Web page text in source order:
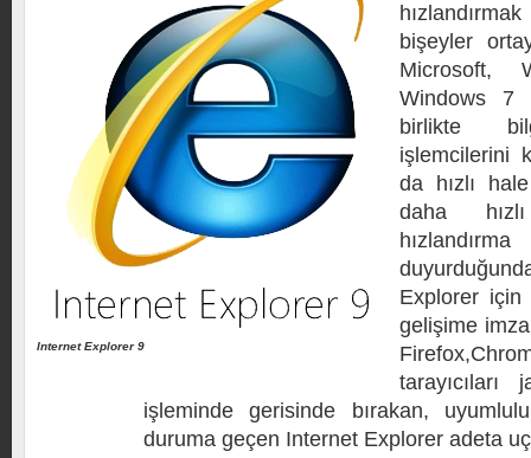
Internet Explorer 9
bişeyler
Microsoft,
Windows 7
birlikte
işlemcilerini
da hızlı
daha
Explorer için
gelişime
tarayıcıları
işleminde gerisinde bırakan,
duruma geçen Internet Explorer adeta